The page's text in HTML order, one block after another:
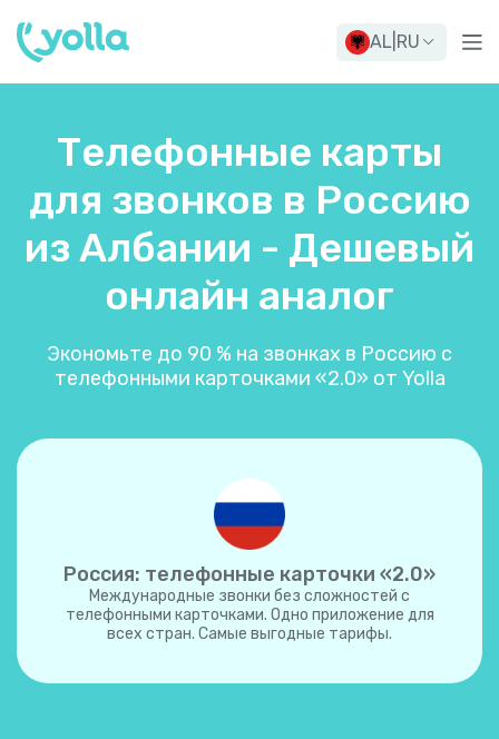
AL RU
Телефонные карты
для звонков в Россию
из Албании - Дешевый
онлайн аналог
Экономьте до 90 % на звонках в Россию с
телефонными карточками «2.0» от Yolla
Россия: телефонные карточки «2.0»
Международные звонки без сложностей с
телефонными карточками. Одно приложение для
всех стран. Самые выгодные тарифы.